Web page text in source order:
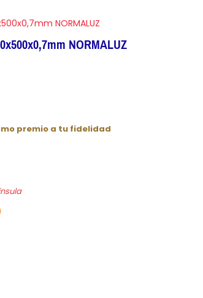
NORMALUZ
NORMALUZ
premio a tu fidelidad